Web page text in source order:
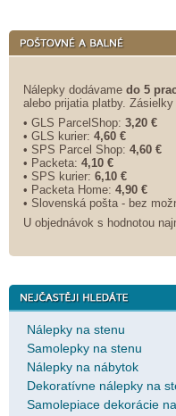
Nálepky dodávame do 5
alebo prijatia platby.
• GLS ParcelShop: 3,20 €
• GLS kurier: 4,60 €
• SPS Parcel Shop: 4,60 €
• Packeta: 4,10 €
• SPS kurier: 6,10 €
• Packeta Home: 4,90 €
• Slovenská pošta - bez
U objednávok s hodnotou
Nálepky na stenu
Samolepky na stenu
Nálepky na nábytok
Dekoratívne nálepky na
Samolepiace dekorácie